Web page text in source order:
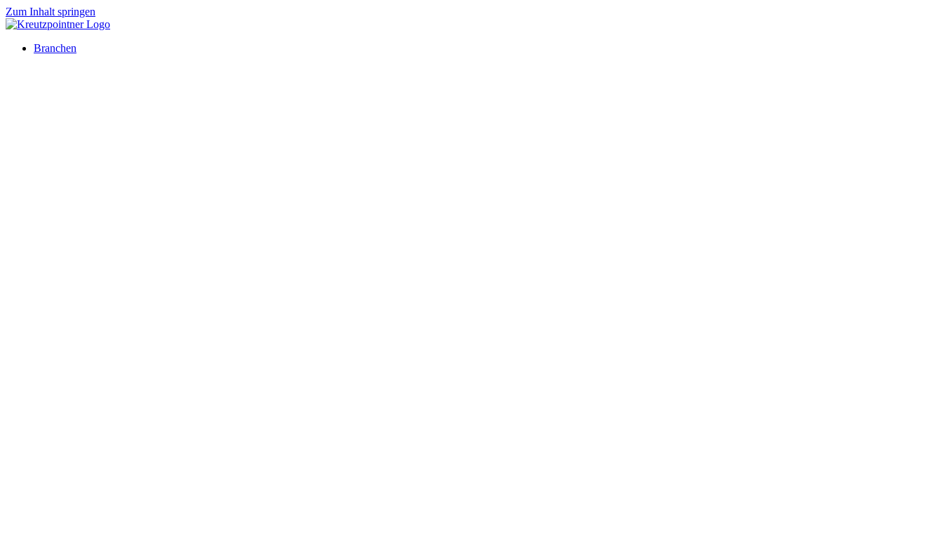
Zum Inhalt springen
Branchen